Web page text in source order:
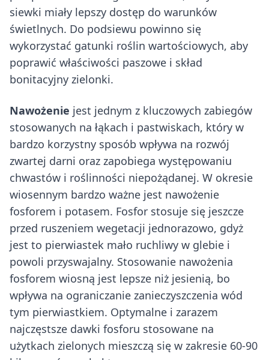
siewki miały lepszy dostęp do warunków
świetlnych. Do podsiewu powinno się
wykorzystać gatunki roślin wartościowych, aby
poprawić właściwości paszowe i skład
bonitacyjny zielonki.
Nawożenie jest jednym z kluczowych zabiegów
stosowanych na łąkach i pastwiskach, który w
bardzo korzystny sposób wpływa na rozwój
zwartej darni oraz zapobiega występowaniu
chwastów i roślinności niepożądanej. W okresie
wiosennym bardzo ważne jest nawożenie
fosforem i potasem. Fosfor stosuje się jeszcze
przed ruszeniem wegetacji jednorazowo, gdyż
jest to pierwiastek mało ruchliwy w glebie i
powoli przyswajalny. Stosowanie nawożenia
fosforem wiosną jest lepsze niż jesienią, bo
wpływa na ograniczanie zanieczyszczenia wód
tym pierwiastkiem. Optymalne i zarazem
najczęstsze dawki fosforu stosowane na
użytkach zielonych mieszczą się w zakresie 60-90